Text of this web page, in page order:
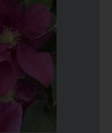
sich hellviolett-blau
mit
Die
und erscheinen
wobei sie
blühen. Eine
vom Ansatz